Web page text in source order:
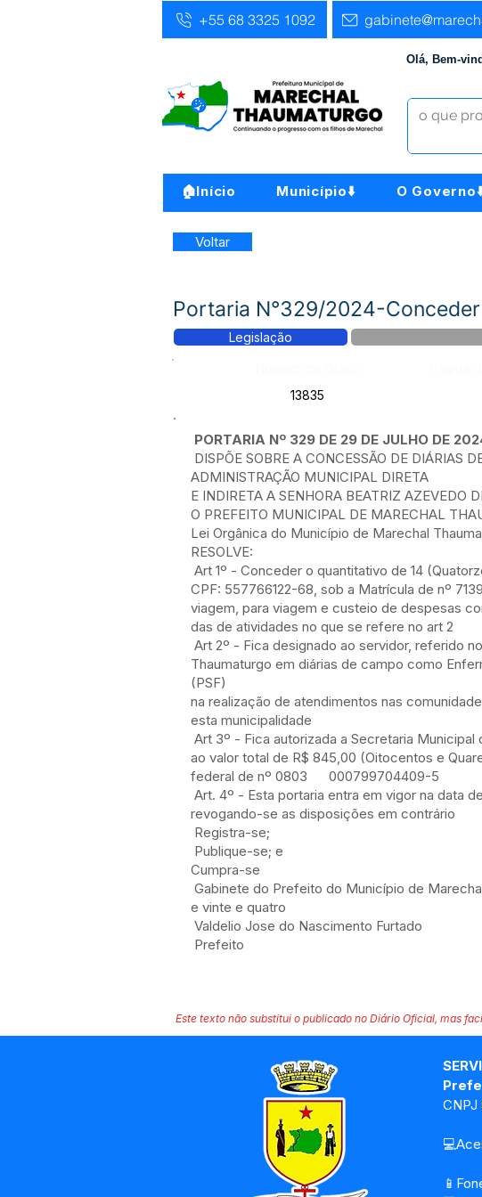
+55 68 3325 1092
Olá, Bem-
🏠Início Município⬇️ O
Voltar
Portaria N°329/2024-
Legislação
13835
PORTARIA Nº 329 DE 29 DE JULHO DE
DISPÕE SOBRE A CONCESSÃO DE DIÁRIAS
ADMINISTRAÇÃO MUNICIPAL DIRETA
E INDIRETA A SENHORA BEATRIZ AZEVEDO
O PREFEITO MUNICIPAL DE MARECHAL
Lei Orgânica do Município de Marechal
RESOLVE:
Art 1º - Conceder o quantitativo de 14
CPF: 557766122-68, sob a Matrícula de nº
viagem, para viagem e custeio de despesas
das de atividades no que se refere no art 2
Art 2º - Fica designado ao servidor, referido
Thaumaturgo em diárias de campo como
(PSF)
na realização de atendimentos nas
esta municipalidade
Art 3º - Fica autorizada a Secretaria
ao valor total de R$ 845,00 (Oitocentos e
federal de nº 0803 000799704409-5
Art. 4º - Esta portaria entra em vigor na data
revogando-se as disposições em contrário
Registra-se;
Publique-se; e
Cumpra-se
Gabinete do Prefeito do Município de
e vinte e quatro
Valdelio Jose do Nascimento Furtado
Prefeito
Este texto não substitui o publicado no Diário Oficial, mas
CNPJ